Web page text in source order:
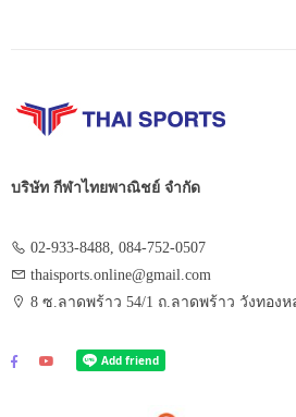
บริษัท กีฬาไทยพาณิชย์ จำกัด
02-933-8488, 084-752-0507
thaisports.online@gmail.com
8 ซ.ลาดพร้าว 54/1 ถ.ลาดพร้าว วังทองห